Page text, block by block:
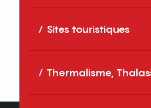
Sites touristiques
Thermalisme,
espaces naturels, les
sont une destination
des moments en
tout au long...